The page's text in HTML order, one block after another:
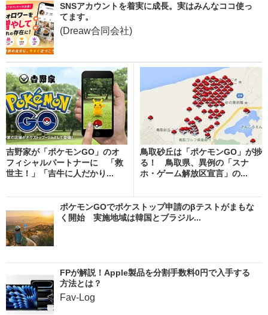
SNSアカウントを着実に成長。実はみんなココ使っ
てます。
(Dreaw合同会社)
吉野家が「ポケモンGO」のオ
フィシャルパートナーに 「救
世主！」「吉牛に人だかり...
鳥取砂丘は「ポケモンGO」が捗
る！ 鳥取県、異例の「スナ
ホ・ゲーム解放区宣言」の...
ポケモンGOでポケストップ申請のβテストがまもな
く開始 実施地域は韓国とブラジル...
FPが解説！Apple製品を分割手数料0円で入手する
方法とは？
Fav-Log